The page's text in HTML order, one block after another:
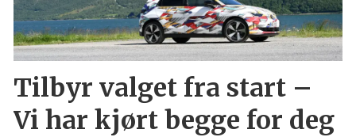
Tilbyr valget fra start –
Vi har kjørt begge for deg